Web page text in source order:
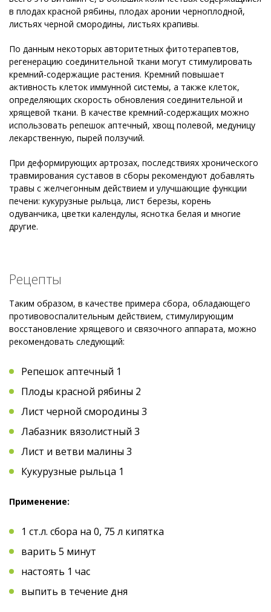
в плодах красной рябины, плодах аронии черноплодной,
листьях черной смородины, листьях крапивы.
По данным некоторых авторитетных фитотерапевтов,
регенерацию соединительной ткани могут стимулировать
кремний-содержащие растения. Кремний повышает
активность клеток иммунной системы, а также клеток,
определяющих скорость обновления соединительной и
хрящевой ткани. В качестве кремний-содержащих можно
использовать репешок аптечный, хвощ полевой, медуницу
лекарственную, пырей ползучий.
При деформирующих артрозах, последствиях хронического
травмирования суставов в сборы рекомендуют добавлять
травы с желчегонным действием и улучшающие функции
печени: кукурузные рыльца, лист березы, корень
одуванчика, цветки календулы, яснотка белая и многие
другие.
Рецепты
Таким образом, в качестве примера сбора, обладающего
противовоспалительным действием, стимулирующим
восстановление хрящевого и связочного аппарата, можно
рекомендовать следующий:
Репешок аптечный 1
Плоды красной рябины 2
Лист черной смородины 3
Лабазник вязолистный 3
Лист и ветви малины 3
Кукурузные рыльца 1
Применение:
1 ст.л. сбора на 0, 75 л кипятка
варить 5 минут
настоять 1 час
выпить в течение дня